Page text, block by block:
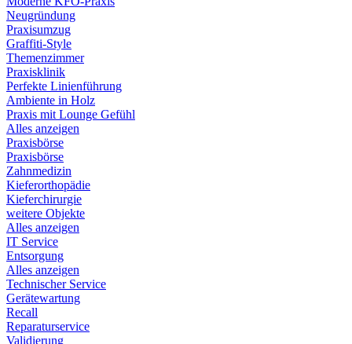
Neugründung
Praxisumzug
Graffiti-Style
Themenzimmer
Praxisklinik
Perfekte Linienführung
Ambiente in Holz
Praxis mit Lounge Gefühl
Alles anzeigen
Praxisbörse
Praxisbörse
Zahnmedizin
Kieferorthopädie
Kieferchirurgie
weitere Objekte
Alles anzeigen
IT Service
Entsorgung
Alles anzeigen
Technischer Service
Gerätewartung
Recall
Reparaturservice
Validierung